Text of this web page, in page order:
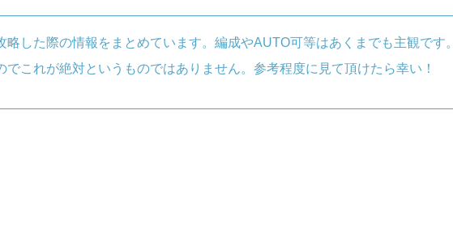
略した際の情報をまとめています。編成やAUTO可等はあくまでも主観です。
でこれが絶対というものではありません。参考程度に見て頂けたら幸い！